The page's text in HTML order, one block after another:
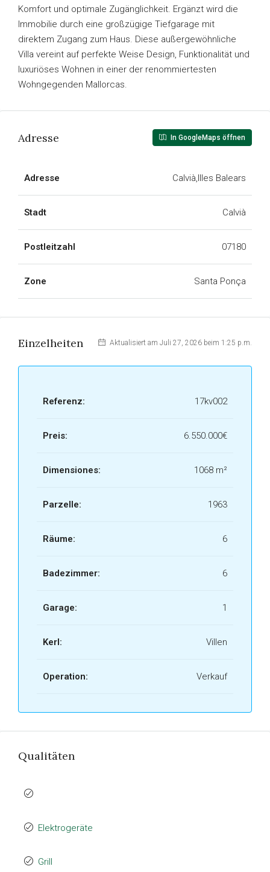
Komfort und optimale Zugänglichkeit. Ergänzt wird die
Immobilie durch eine großzügige Tiefgarage mit
direktem Zugang zum Haus. Diese außergewöhnliche
Villa vereint auf perfekte Weise Design, Funktionalität und
luxuriöses Wohnen in einer der renommiertesten
Wohngegenden Mallorcas.
Adresse In GoogleMaps öffnen
Adresse Calvià,Illes Balears
Stadt Calvià
Postleitzahl 07180
Zone Santa Ponça
Einzelheiten Aktualisiert am Juli 27, 2026 beim 1:25 p.m.
Referenz: 17kv002
Preis: 6.550.000€
Dimensiones: 1068 m²
Parzelle: 1963
Räume: 6
Badezimmer: 6
Garage: 1
Kerl: Villen
Operation: Verkauf
Qualitäten
Elektrogeräte
Grill